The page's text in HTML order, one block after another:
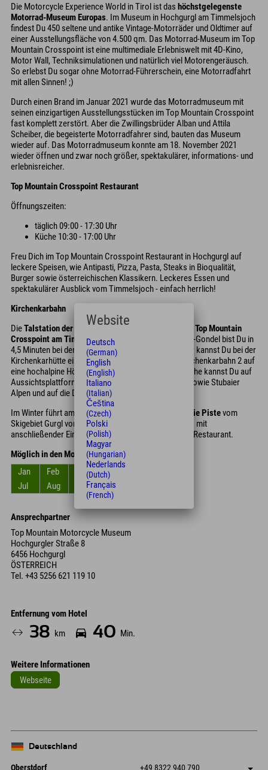
Die Motorcycle Experience World in Tirol ist das höchstgelegenste
Motorrad-Museum Europas. Im Museum in Hochgurgl am Timmelsjoch
findest Du 450 seltene und antike Vintage-Motorräder und Oldtimer auf
einer Ausstellungsfläche von 4.500 qm. Das Motorrad-Museum im Top
Mountain Crosspoint ist eine multimediale Erlebniswelt mit 4D-Kino,
Motor Wall, Techniksimulationen und natürlich viel Motorengeräusch.
So erlebst Du sogar ohne Motorrad-Führerschein, eine Motorradfahrt
mit allen Sinnen! ;)
Durch einen Brand im Januar 2021 wurde das Motorradmuseum mit
seinen einzigartigen Ausstellungsstücken im Top Mountain Crosspoint
fast komplett zerstört. Aber die Zwillingsbrüder Alban und Attila
Scheiber, die begeisterte Motorradfahrer sind, bauten das Museum
wieder auf. Das Motorradmuseum konnte am 18. November 2021
wieder öffnen und zwar noch größer, spektakulärer, informations- und
erlebnisreicher.
Top Mountain Crosspoint Restaurant
Öffnungszeiten:
täglich 09:00 - 17:30 Uhr
Küche 10:30 - 17:00 Uhr
Freu Dich im Top Mountain Crosspoint Restaurant in Hochgurgl auf
leckere Speisen, wie Antipasti, Pizza, Pasta, Steaks in Bioqualität,
Burger sowie österreichischen Klassikern. Leckeres Essen und
spektakulärer Ausblick vom Timmelsjoch - einfach herrlich!
Kirchenkarbahn
DieTalstation der Kirchenkarbahn 1
ist direkt in den Top Mountain
Crosspoint am Timmelsjoch integriert
. In einer 10er-Gondel bist Du in
4,5 Minuten bei der Mittelstation auf 2.620 Meter. Hier kannst Du bei der
Kirchenkarhütte einkehren oder Du fährst mit der Kirchenkarbahn 2 auf
eine hochalpine Höhe von 2.839 Meter. Auf dieser Höhe kannst Du auf
Aussichtsplattformen den Ausblick auf die Ötztaler sowie Stubaier
Alpen und auf die Dolomiten in Südtirol genießen.
Im Winter führt am Top Mountain Crosspoint
direkt die Pistevom
Skigebiet Gurgl vorbei. Perfekt für ein Skifahrerlebnis mit
anschließender Einkehr im Top Mountain Crosspoint Restaurant.
Möglich in den Monaten
Jan
Feb Mrz Apr
Jul
Aug Sep Okt
Ansprechpartner
Top Mountain Motorcycle Museum
Hochgurgler Straße 8
6456 Hochgurgl
ÖSTERREICH
Tel. +43 5256 621 119 10
Entfernung vom Hotel
38 km 40 Min.
Weitere Informationen
Webseite
Deutschland
Oberstdorf +49 8322 940 790
Website
Deutsch
(German)
English
(English)
Italiano
(Italian)
Čeština
(Czech)
Polski
(Polish)
Magyar
(Hungarian)
Nederlands
(Dutch)
Français
(French)